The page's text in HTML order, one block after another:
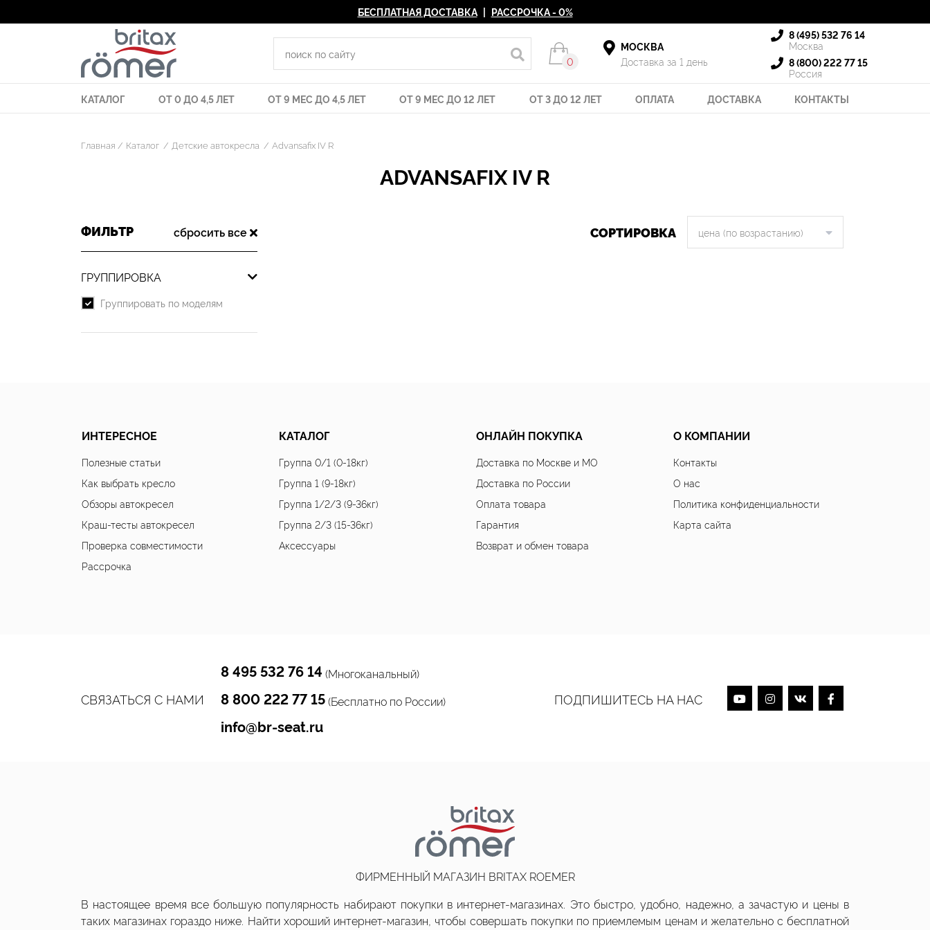
БЕСПЛАТНАЯ ДОСТАВКА | РАССРОЧКА - 0%
0
МОСКВА
Доставка за 1 день
8 (495) 532 76 14
Москва
8 (800) 222 77 15
Россия
КАТАЛОГ
ОТ 0 ДО 4,5 ЛЕТ ОТ 9 МЕС ДО 4,5 ЛЕТ ОТ 9 МЕС ДО 12 ЛЕТ ОТ 3 ДО 12 ЛЕТ ОПЛАТА ДОСТАВКА КОНТАКТЫ
Главная Каталог Детские автокресла Advansafix IV R
ADVANSAFIX IV R
ФИЛЬТР сбросить все
ГРУППИРОВКА
Группировать по моделям
СОРТИРОВКА цена (по возрастанию)
ИНТЕРЕСНОЕ
Полезные статьи
Как выбрать кресло
Обзоры автокресел
Краш-тесты автокресел
Проверка совместимости
Рассрочка
КАТАЛОГ
Группа 0/1 (0-18кг)
Группа 1 (9-18кг)
Группа 1/2/3 (9-36кг)
Группа 2/3 (15-36кг)
Аксессуары
ОНЛАЙН ПОКУПКА
Доставка по Москве и МО
Доставка по России
Оплата товара
Гарантия
Возврат и обмен товара
О КОМПАНИИ
Контакты
О нас
Политика конфиденциальности
Карта сайта
СВЯЗАТЬСЯ С НАМИ
8 495 532 76 14 (Многоканальный)
8 800 222 77 15(Бесплатно по России)
info@br-seat.ru
ПОДПИШИТЕСЬ НА НАС
ФИРМЕННЫЙ МАГАЗИН BRITAX ROEMER
В настоящее время все большую популярность набирают покупки в интернет-магазинах. Это быстро, удобно, надежно, а зачастую и цены в
таких магазинах гораздо ниже. Найти хороший интернет-магазин, чтобы совершать покупки по приемлемым ценам и желательно с бесплатной